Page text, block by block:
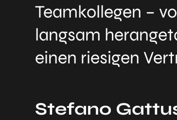
Teamkollegen –
langsam
einen riesigen
Stefano